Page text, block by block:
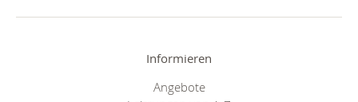
Informieren
Angebote